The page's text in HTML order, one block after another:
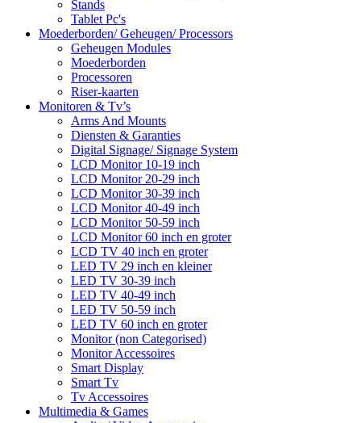
Stands
Tablet Pc's
Moederborden/ Geheugen/ Processors
Geheugen Modules
Moederborden
Processoren
Riser-kaarten
Monitoren & Tv’s
Arms And Mounts
Diensten & Garanties
Digital Signage/ Signage System
LCD Monitor 10-19 inch
LCD Monitor 20-29 inch
LCD Monitor 30-39 inch
LCD Monitor 40-49 inch
LCD Monitor 50-59 inch
LCD Monitor 60 inch en groter
LCD TV 40 inch en groter
LED TV 29 inch en kleiner
LED TV 30-39 inch
LED TV 40-49 inch
LED TV 50-59 inch
LED TV 60 inch en groter
Monitor (non Categorised)
Monitor Accessoires
Smart Display
Smart Tv
Tv Accessoires
Multimedia & Games